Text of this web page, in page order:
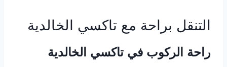
التنقل براحة مع تاكسي الخالدية
راحة الركوب في تاكسي الخالدية